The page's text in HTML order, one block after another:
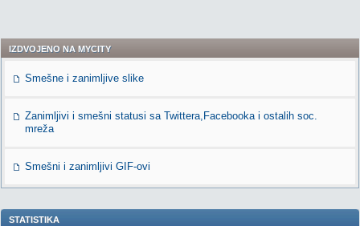
IZDVOJENO NA MYCITY
Smešne i zanimljive slike
Zanimljivi i smešni statusi sa Twittera,Facebooka i ostalih soc.
mreža
Smešni i zanimljivi GIF-ovi
STATISTIKA